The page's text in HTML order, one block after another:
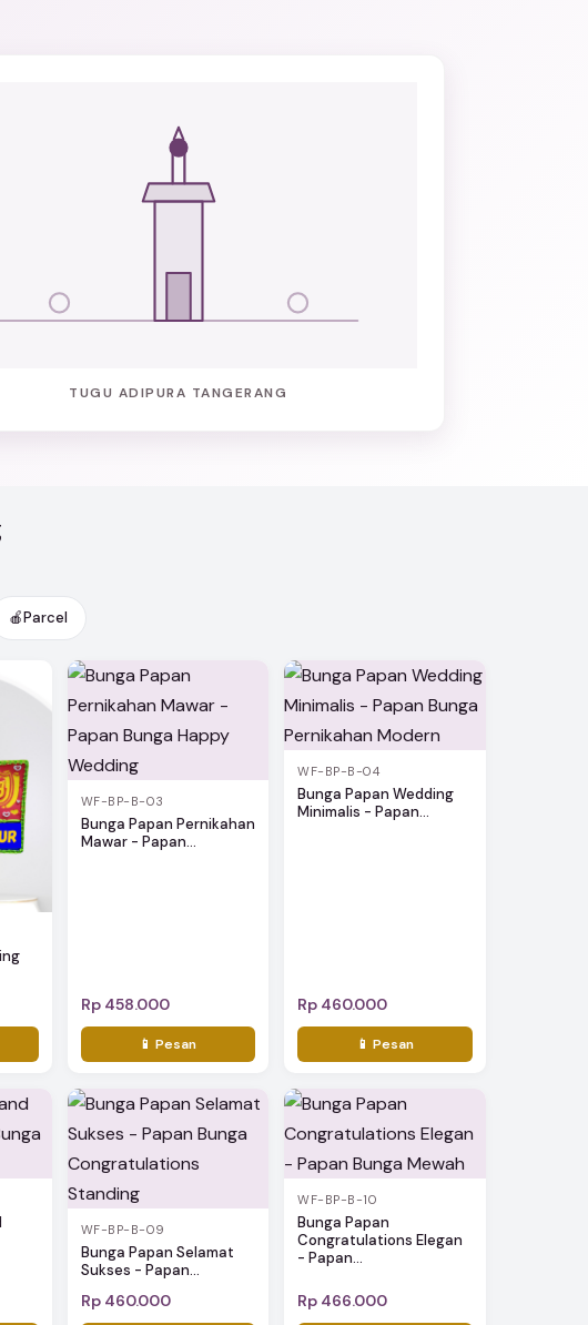
TUGU ADIPURA TANGERANG
🍎Parcel
WF-BP-B-03
Bunga Papan Pernikahan
Mawar - Papan...
Rp 458.000
📱 Pesan
WF-BP-B-04
Bunga Papan Wedding
Minimalis - Papan...
Rp 460.000
📱 Pesan
WF-BP-B-09
Bunga Papan Selamat
Sukses - Papan...
Rp 460.000
WF-BP-B-10
Bunga Papan
Congratulations Elegan
- Papan...
Rp 466.000